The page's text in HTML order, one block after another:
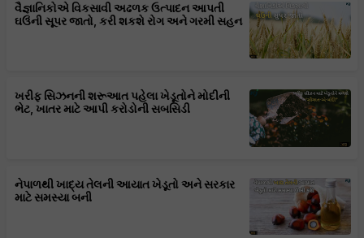
વૈજ્ઞાનિકોએ વિકસાવી અઢળક ઉત્પાદન આપતી
ઘઉંની સૂપર જાતો, કરી શકશે રોગ અને ગરમી સહન
ખરીફ સિઝનની શરૂઆત પહેલા ખેડૂતોને મોદીની
ભેટ, ખાતર માટે આપી કરોડોની સબસિડી
નેપાળથી ખાદ્ય તેલની આયાત ખેડૂતો અને સરકાર
માટે સમસ્યા બની